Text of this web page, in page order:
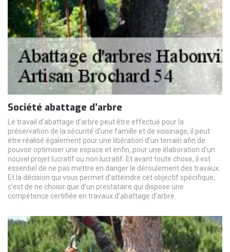
Société abattage d’arbre
Le travail d’abattage d’arbre peut être effectué pour la
préservation de la sécurité d’une famille et de voisinage, il peut
être réalisé également pour une libération d’un terrain afin de
pouvoir optimiser une espace et enfin, pour une élaboration d’un
nouvel projet lucratif ou non lucratif. Et avant toute chose, il est
essentiel de ne pas mettre en danger le déroulement des travaux.
Et la décision qui vous permet d’atteindre cet objectif spécifique,
c’est de ne choisir que d’un prestataire qui dispose une
compétence certifiée en travaux d’abattage d’arbre.